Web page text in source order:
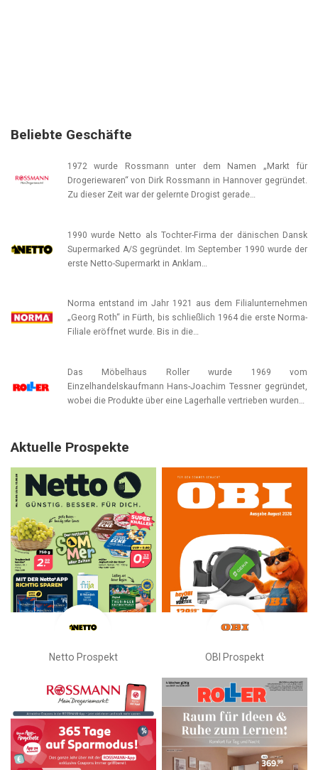
Beliebte Geschäfte
1972 wurde Rossmann unter dem Namen „Markt für
Drogeriewaren“ von Dirk Rossmann in Hannover gegründet.
Zu dieser Zeit war der gelernte Drogist gerade…
1990 wurde Netto als Tochter-Firma der dänischen Dansk
Supermarked A/S gegründet. Im September 1990 wurde der
erste Netto-Supermarkt in Anklam…
Norma entstand im Jahr 1921 aus dem Filialunternehmen
„Georg Roth“ in Fürth, bis schließlich 1964 die erste Norma-
Filiale eröffnet wurde. Bis in die…
Das Möbelhaus Roller wurde 1969 vom
Einzelhandelskaufmann Hans-Joachim Tessner gegründet,
wobei die Produkte über eine Lagerhalle vertrieben wurden…
Aktuelle Prospekte
Netto Prospekt OBI Prospekt